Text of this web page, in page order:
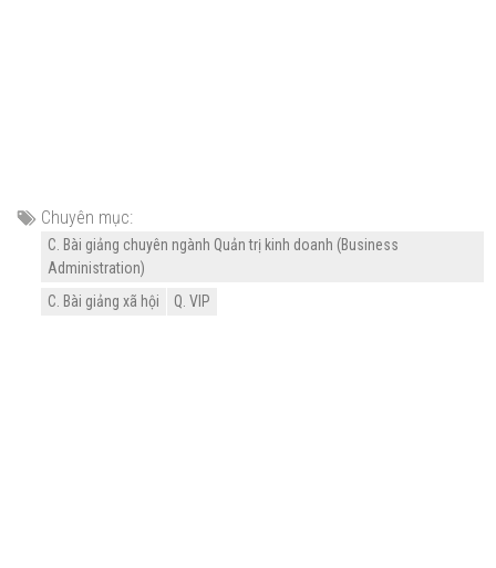
Chuyên mục:
C. Bài giảng chuyên ngành Quản trị kinh doanh (Business
Administration)
C. Bài giảng xã hội
Q. VIP